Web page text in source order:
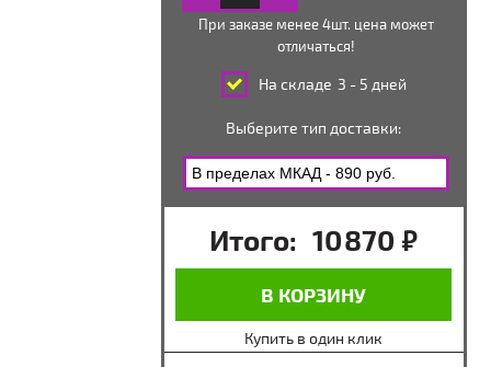
При заказе менее 4шт. цена может
отличаться!
На складе 3 - 5 дней
Выберите тип доставки:
Итого: 10 870 руб.
В КОРЗИНУ
Купить в один клик